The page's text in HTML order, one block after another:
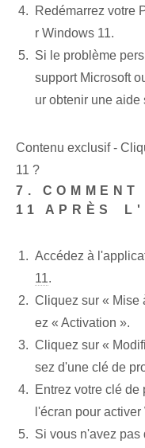
Redémarrez votre‌
r Windows 11.
Si le problème
support Microsoft
ur obtenir une aide
Contenu exclusif -
11 ?
7. COMMENT
11 APRÈS⁤
Accédez à
11.
Cliquez sur « Mise
ez « Activation ».
Cliquez sur «
sez d'une clé de
Entrez votre clé de
l'écran pour
Si vous n'avez pas